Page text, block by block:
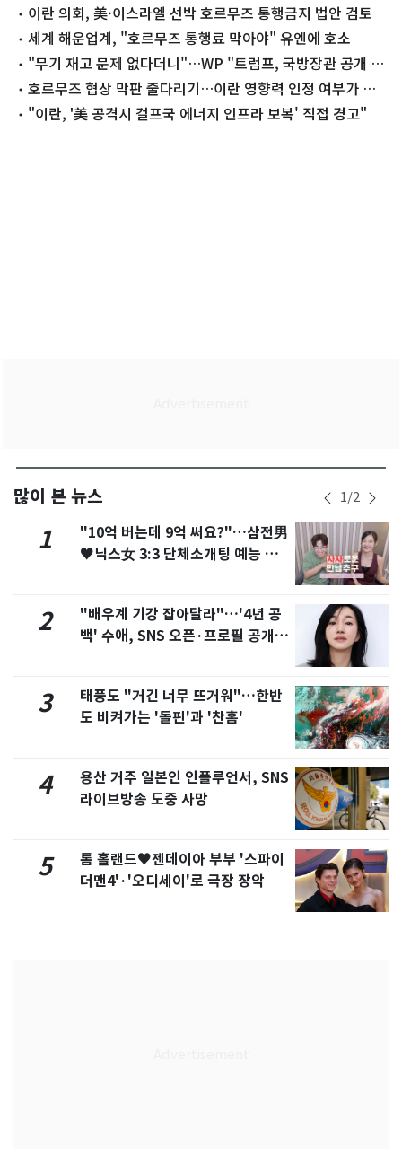
이란 의회, 美·이스라엘 선박 호르무즈 통행금지 법안 검토
세계 해운업계, "호르무즈 통행료 막아야" 유엔에 호소
"무기 재고 문제 없다더니"…WP "트럼프, 국방장관 공개 질
책"호르무즈 협상 막판 줄다리기…이란 영향력 인정 여부가 관
건 "이란, '美 공격시 걸프국 에너지 인프라 보복' 직접 경고"
많이 본 뉴스 1/2
1
"10억 버는데 9억 써요?"…삼전男
♥닉스女 3:3 단체소개팅 예능 화
2
"배우계 기강 잡아달라"…'4년 공
백' 수애, SNS 오픈·프로필 공개
3
태풍도 "거긴 너무 뜨거워"…한반
도 비켜가는 '돌핀'과 '찬홈'
4
용산 거주 일본인 인플루언서, SNS
라이브방송 도중 사망
5
톰 홀랜드♥젠데이아 부부 '스파이
더맨4'·'오디세이'로 극장 장악